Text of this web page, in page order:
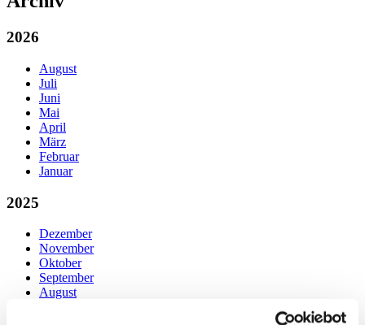
2026
August
Juli
Juni
Mai
April
März
Februar
Januar
2025
Dezember
November
Oktober
September
August